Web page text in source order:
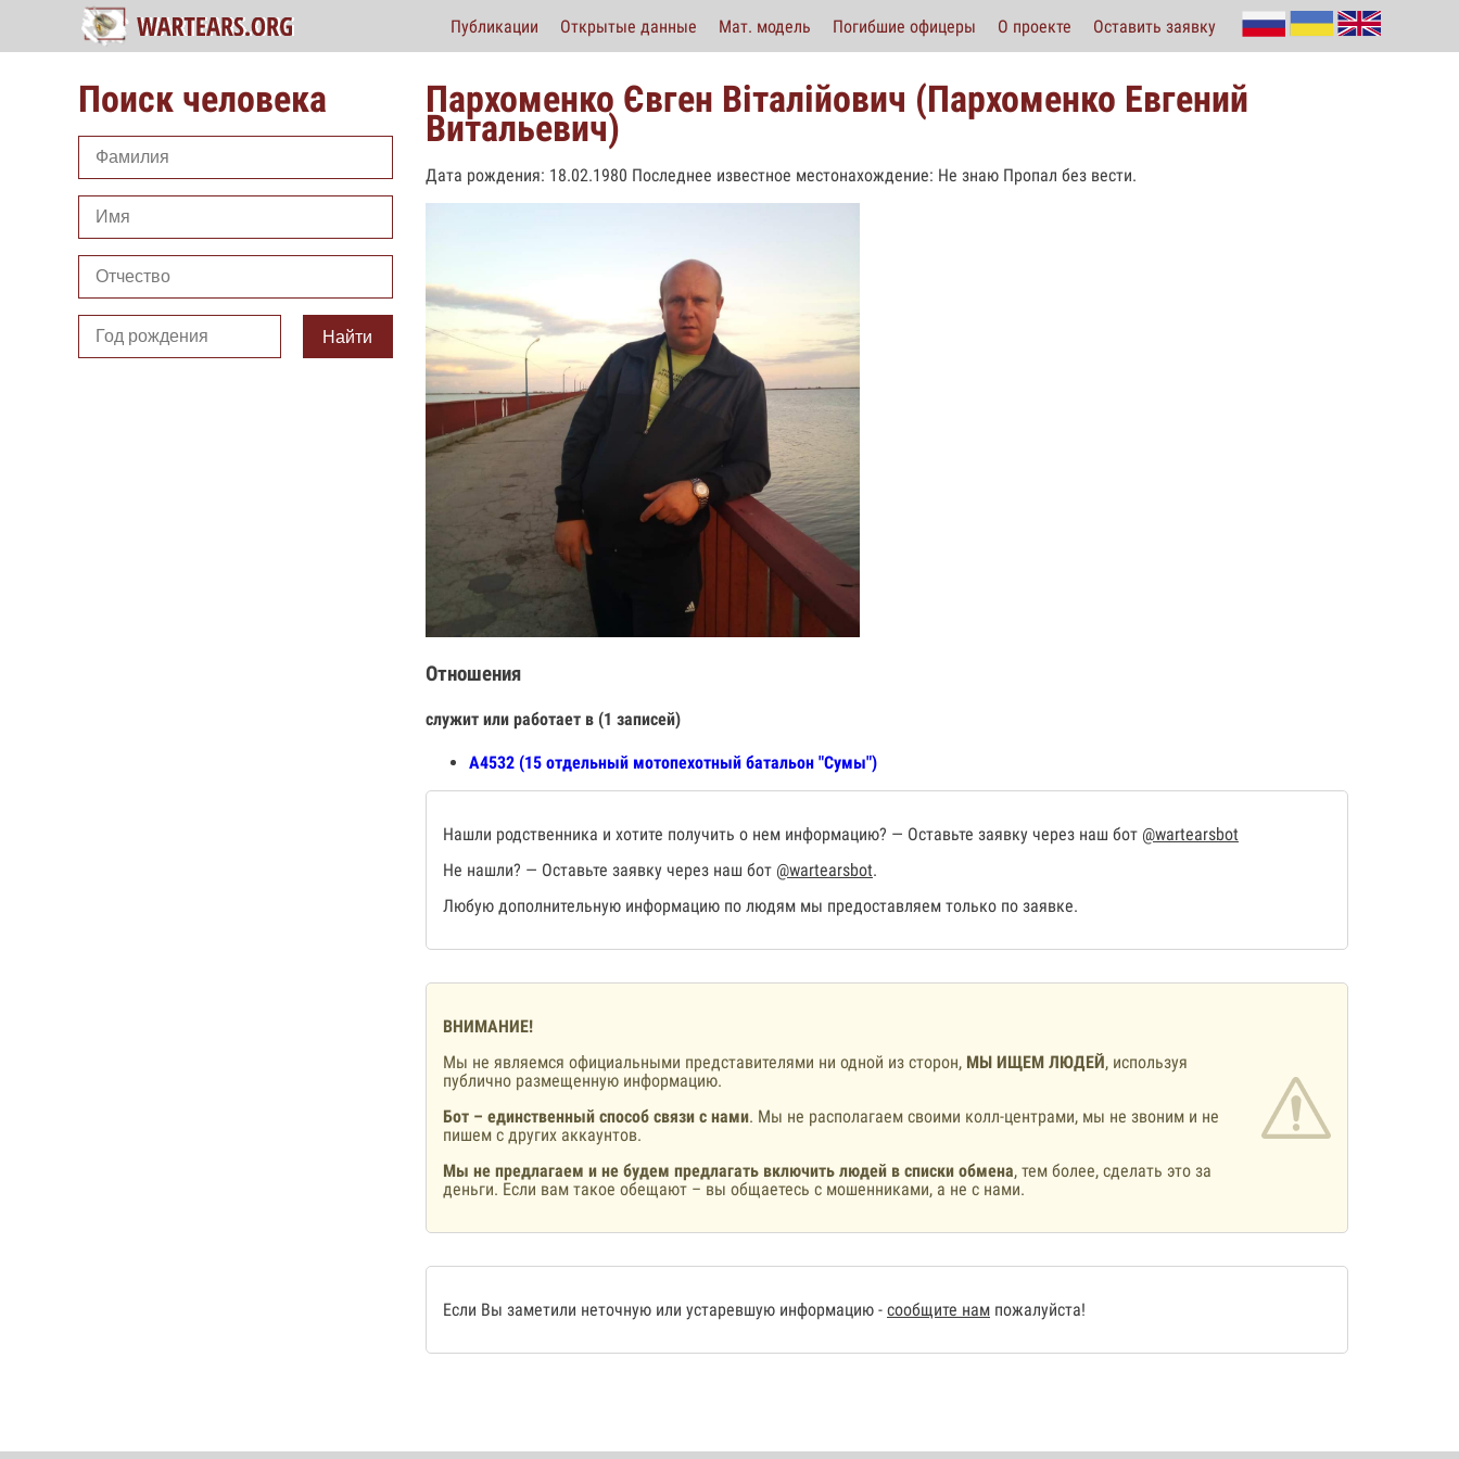
Публикации Открытые данные Мат. модель Погибшие офицеры О проекте Оставить заявку
Поиск человека
Найти
Пархоменко Євген Віталійович (Пархоменко Евгений
Витальевич)
Дата рождения: 18.02.1980 Последнее известное местонахождение: Не знаю Пропал без вести.
Отношения
служит или работает в (1 записей)
А4532 (15 отдельный мотопехотный батальон "Сумы")
Нашли родственника и хотите получить о нем информацию? — Оставьте заявку через наш бот @wartearsbot
Не нашли? — Оставьте заявку через наш бот @wartearsbot.
Любую дополнительную информацию по людям мы предоставляем только по заявке.
ВНИМАНИЕ!
Мы не являемся официальными представителями ни одной из сторон, МЫ ИЩЕМ ЛЮДЕЙ, используя
публично размещенную информацию.
Бот – единственный способ связи с нами. Мы не располагаем своими колл-центрами, мы не звоним и не
пишем с других аккаунтов.
Мы не предлагаем и не будем предлагать включить людей в списки обмена, тем более, сделать это за
деньги. Если вам такое обещают – вы общаетесь с мошенниками, а не с нами.
Если Вы заметили неточную или устаревшую информацию - сообщите нам пожалуйста!